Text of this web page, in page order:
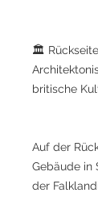
🏛️
britische
Auf der
Gebäude in
der